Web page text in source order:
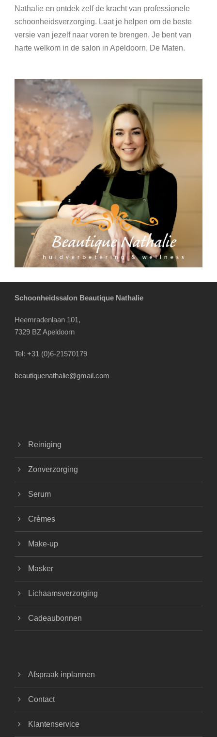
Nathalie en ontdek zelf de kracht van professionele
schoonheidsverzorging. Laat je helpen om de beste
versie van jezelf naar voren te brengen. Je bent van
harte welkom in de salon in Apeldoorn, De Maten.
Schoonheidssalon Beautique Nathalie
Heemradenlaan 101,
7329 BZ Apeldoorn
Tel: +31 (0)6-21570179
beautiquenathalie@gmail.com
Reiniging
Zonverzorging
Serum
Crèmes
Make-up
Masker
Lichaamsverzorging
Cadeaubonnen
Afspraak inplannen
Contact
Klantenservice